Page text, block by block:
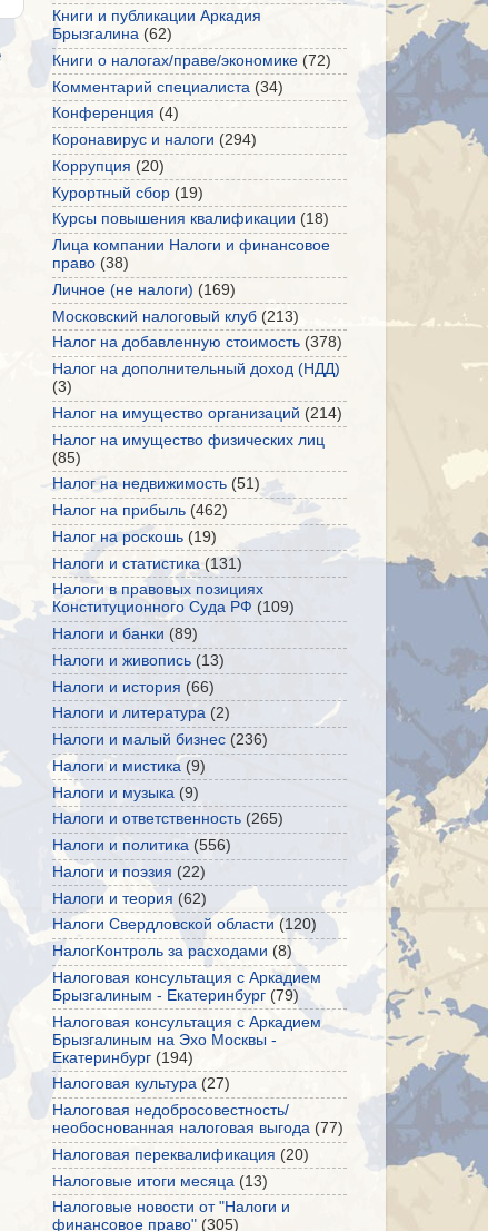
Книги и публикации Аркадия
Брызгалина (62)
Книги о налогах/праве/экономике (72)
Комментарий специалиста (34)
Конференция (4)
Коронавирус и налоги (294)
Коррупция (20)
Курортный сбор (19)
Курсы повышения квалификации (18)
Лица компании Налоги и финансовое
право (38)
Личное (не налоги) (169)
Московский налоговый клуб (213)
Налог на добавленную стоимость (378)
Налог на дополнительный доход (НДД)
(3)
Налог на имущество организаций (214)
Налог на имущество физических лиц
(85)
Налог на недвижимость (51)
Налог на прибыль (462)
Налог на роскошь (19)
Налоги и статистика (131)
Налоги в правовых позициях
Конституционного Суда РФ (109)
Налоги и банки (89)
Налоги и живопись (13)
Налоги и история (66)
Налоги и литература (2)
Налоги и малый бизнес (236)
Налоги и мистика (9)
Налоги и музыка (9)
Налоги и ответственность (265)
Налоги и политика (556)
Налоги и поэзия (22)
Налоги и теория (62)
Налоги Свердловской области (120)
НалогКонтроль за расходами (8)
Налоговая консультация с Аркадием
Брызгалиным - Екатеринбург (79)
Налоговая консультация с Аркадием
Брызгалиным на Эхо Москвы -
Екатеринбург (194)
Налоговая культура (27)
Налоговая недобросовестность/
необоснованная налоговая выгода (77)
Налоговая переквалификация (20)
Налоговые итоги месяца (13)
Налоговые новости от "Налоги и
финансовое право" (305)